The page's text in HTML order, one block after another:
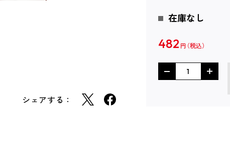
シェアする：
在庫なし
482 円